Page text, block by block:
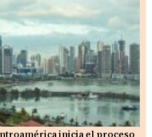
inicia el proceso